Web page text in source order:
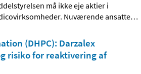
må ikke eje aktier i
Nuværende ansatte…
(DHPC): Darzalex
risiko for reaktivering af